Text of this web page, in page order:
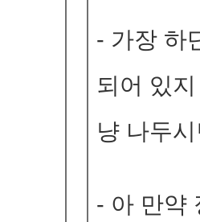
- 가장 하
되어 있
냥 나두
- 아 만약